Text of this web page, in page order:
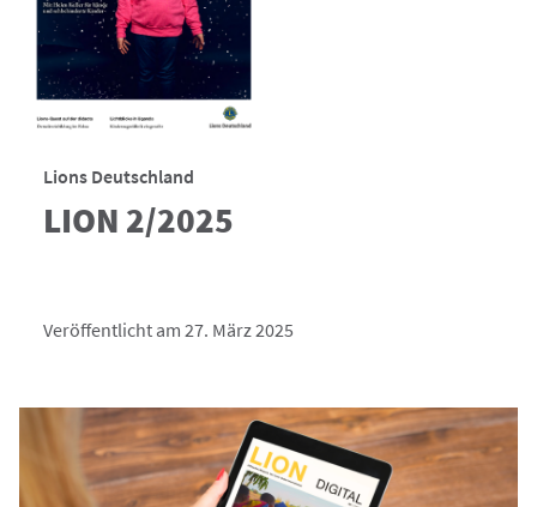
Lions Deutschland
LION 2/2025
Veröffentlicht am 27. März 2025